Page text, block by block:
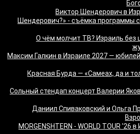
Виктор Шендерович в
Шендерович?» - съёмка программы
«О чём молчит ТВ? Израиль без
Максим Галкин в Израиле 2027 —
Красная Бурда — «Самеах, да и
"Сольный стендап концерт Валерии
"Даниил Спиваковский и Ольга
MORGENSHTERN - WORLD TOUR '26